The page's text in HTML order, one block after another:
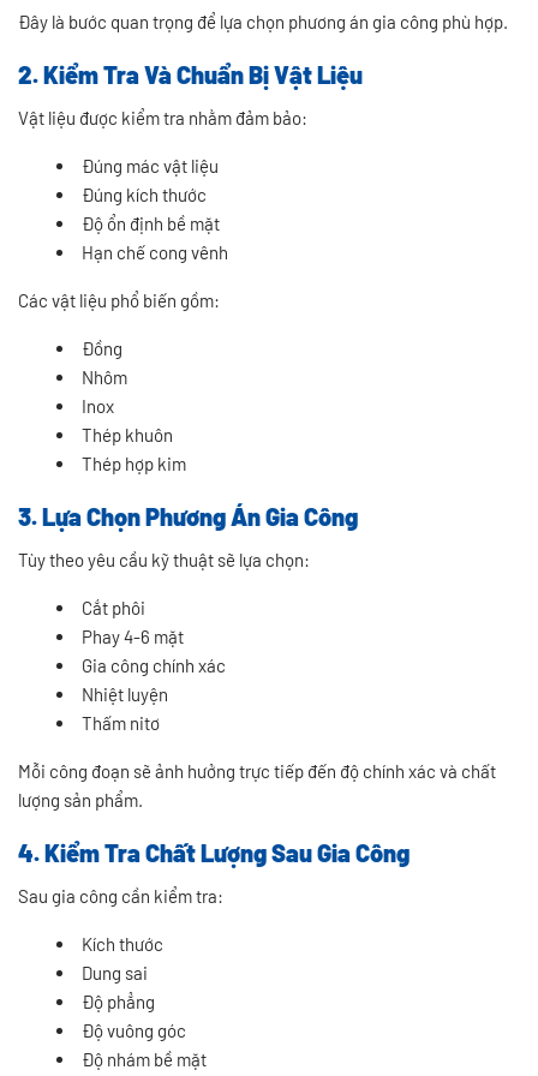
Đây là bước quan trọng để lựa chọn phương án gia công phù hợp.
2. Kiểm Tra Và Chuẩn Bị Vật Liệu
Vật liệu được kiểm tra nhằm đảm bảo:
Đúng mác vật liệu
Đúng kích thước
Độ ổn định bề mặt
Hạn chế cong vênh
Các vật liệu phổ biến gồm:
Đồng
Nhôm
Inox
Thép khuôn
Thép hợp kim
3. Lựa Chọn Phương Án Gia Công
Tùy theo yêu cầu kỹ thuật sẽ lựa chọn:
Cắt phôi
Phay 4-6 mặt
Gia công chính xác
Nhiệt luyện
Thấm nitơ
Mỗi công đoạn sẽ ảnh hưởng trực tiếp đến độ chính xác và chất
lượng sản phẩm.
4. Kiểm Tra Chất Lượng Sau Gia Công
Sau gia công cần kiểm tra:
Kích thước
Dung sai
Độ phẳng
Độ vuông góc
Độ nhám bề mặt